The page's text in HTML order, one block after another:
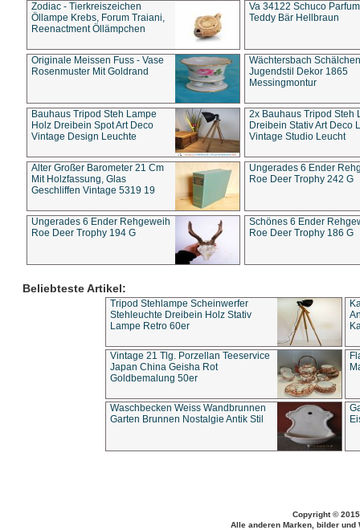
Zodiac - Tierkreiszeichen
Öllampe Krebs, Forum Traiani,
Reenactment Öllämpchen
Va 34122 Schuco
Teddy Bär Hellbraun
Originale Meissen Fuss - Vase
Rosenmuster Mit Goldrand
Wächtersbach Schälchen
Jugendstil Dekor 1865
Messingmontur
Bauhaus Tripod Steh Lampe
Holz Dreibein Spot Art Deco
Vintage Design Leuchte
2x Bauhaus Tripod Steh
Dreibein Stativ Art Deco
Vintage Studio Leucht
Alter Großer Barometer 21 Cm
Mit Holzfassung, Glas
Geschliffen Vintage 5319 19
Ungerades 6 Ender
Roe Deer Trophy 242 G
Ungerades 6 Ender Rehgeweih
Roe Deer Trophy 194 G
Schönes 6 Ender
Roe Deer Trophy 186 G
Beliebteste Artikel:
Tripod Stehlampe Scheinwerfer
Stehleuchte Dreibein Holz Stativ
Lampe Retro 60er
Vintage 21 Tlg. Porzellan Teeservice
Japan China Geisha Rot
Goldbemalung 50er
Waschbecken Weiss Wandbrunnen
Garten Brunnen Nostalgie Antik Stil
Copyright ©
Alle anderen Marken, bilder und